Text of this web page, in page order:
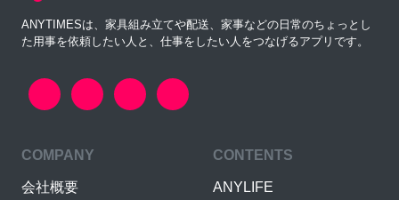
ANYTIMESは、家具組み立てや配送、家事などの日常のちょっとし
た用事を依頼したい人と、仕事をしたい人をつなげるアプリです。
COMPANY
会社概要
CONTENTS
ANYLIFE